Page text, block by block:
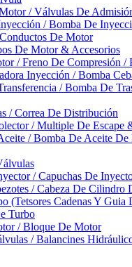
/ Válvulas De
/ Bomba De
De Motor
De Motor & Accesorios
/ Freno De Compresión /
Inyección / Bomba
/ Bomba De
/ Correa De Distribución
/ Multiple De Escape
/ Bomba De Aceite
/ Capuchas De
/ Cabeza De Cilindro
(Tetsores Cadenas Y
Turbo
/ Bloque De Motor
/ Balancines